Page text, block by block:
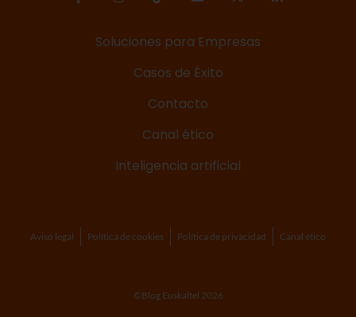
Soluciones para Empresas
Casos de Éxito
Contacto
Canal ético
Inteligencia artificial
Aviso legal Política de cookies Política de privacidad Canal ético
©Blog Euskaltel 2026